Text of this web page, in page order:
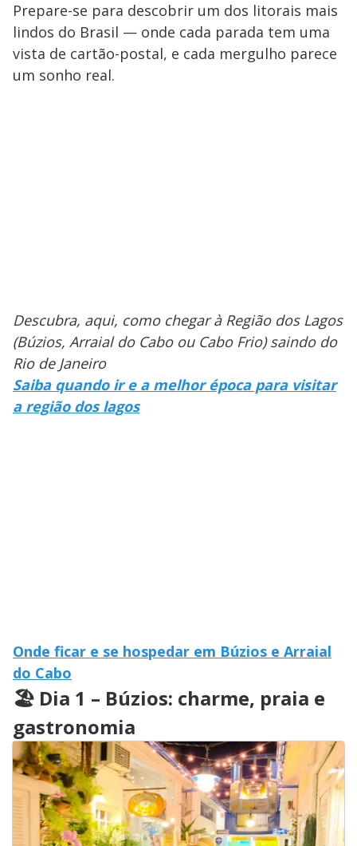
Prepare-se para descobrir um dos litorais mais
lindos do Brasil — onde cada parada tem uma
vista de cartão-postal, e cada mergulho parece
um sonho real.
Descubra, aqui, como chegar à Região dos Lagos
(Búzios, Arraial do Cabo ou Cabo Frio) saindo do
Rio de Janeiro
Saiba quando ir e a melhor época para visitar
a região dos lagos
Onde ficar e se hospedar em Búzios e Arraial
do Cabo
🏖️ Dia 1 – Búzios: charme, praia e
gastronomia